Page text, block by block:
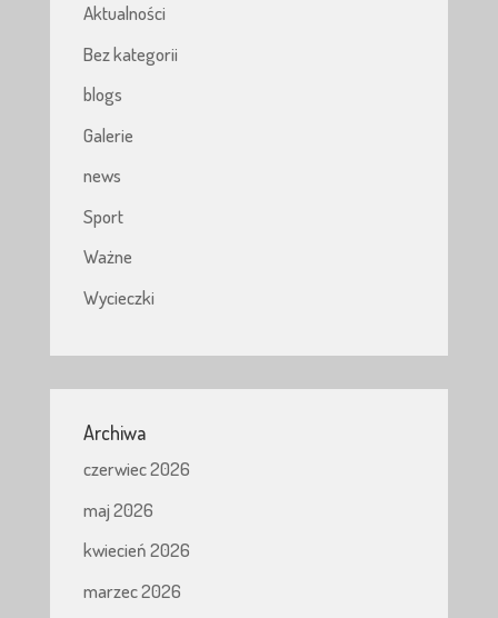
Aktualności
Bez kategorii
blogs
Galerie
news
Sport
Ważne
Wycieczki
Archiwa
czerwiec 2026
maj 2026
kwiecień 2026
marzec 2026